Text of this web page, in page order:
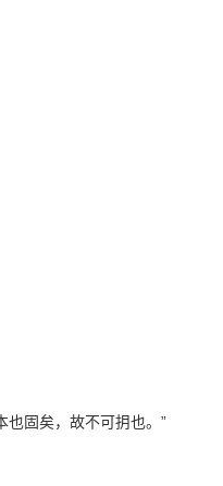
固矣，故不可抈也。”